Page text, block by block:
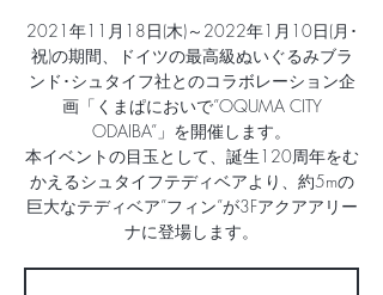
2021年11月18日(木)～2022年1月10日(月･
祝)の期間、ドイツの最高級ぬいぐるみブラ
ンド･シュタイフ社とのコラボレーション企
画「くまぱにおいで”OQUMA CITY
ODAIBA”」を開催します。
本イベントの目玉として、誕生120周年をむ
かえるシュタイフテディベアより、約5mの
巨大なテディベア”フィン”が3Fアクアアリー
ナに登場します。